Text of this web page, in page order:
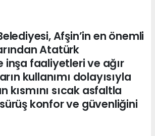
Afşin’in en önemli
Atatürk
inşa faaliyetleri ve ağır
kullanımı dolayısıyla
kısmını sıcak asfaltla
konfor ve güvenliğini